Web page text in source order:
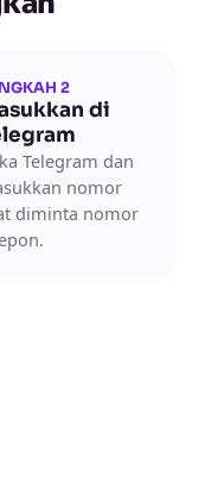
2
di
Telegram dan
nomor
diminta nomor